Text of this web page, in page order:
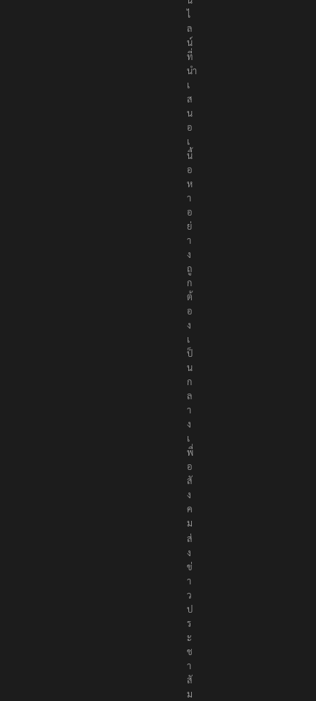
ไ
ล
น์
ที่
นำ
เ
ส
น
อ
เ
นื้
อ
ห
า
อ
ย่
า
ง
ถู
ก
ต้
อ
ง
เ
ป็
น
ก
ล
า
ง
เ
พื่
อ
สั
ง
ค
ม
ส่
ง
ข่
า
ว
ป
ร
ะ
ช
า
สั
ม